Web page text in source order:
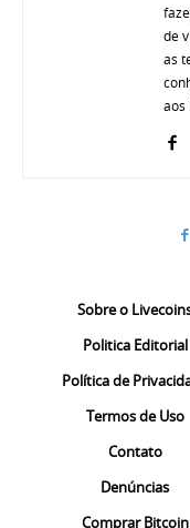
de
as
aos
Sobre o
Politica Editorial
Política de
Termos de Uso
Contato
Denúncias
Comprar Bitcoin